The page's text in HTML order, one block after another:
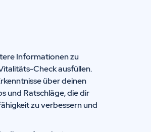
Informationen zu
Check ausfüllen.
über deinen
und Ratschläge, die dir
zu verbessern und